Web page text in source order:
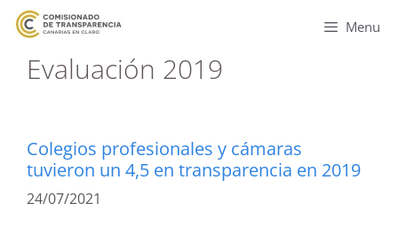
Menu
Evaluación 2019
Colegios profesionales y cámaras
tuvieron un 4,5 en transparencia en 2019
24/07/2021